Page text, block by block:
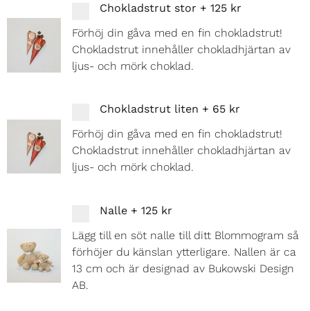
Chokladstrut stor +125 kr
Förhöj din gåva med en fin chokladstrut!
Chokladstrut innehåller chokladhjärtan av
ljus- och mörk choklad.
Chokladstrut liten + 65 kr
Förhöj din gåva med en fin chokladstrut!
Chokladstrut innehåller chokladhjärtan av
ljus- och mörk choklad.
Nalle +125 kr
Lägg till en söt nalle till ditt Blommogram så
förhöjer du känslan ytterligare. Nallen är ca
13 cm och är designad av Bukowski Design
AB.